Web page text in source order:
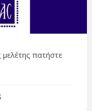
μελέτης πατήστε